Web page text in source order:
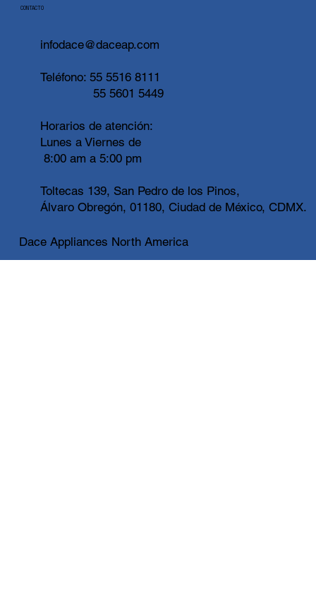
infodace@daceap.com
Teléfono:55 5516 8111
55 5601 5449
Horarios de atención:
Lunes a Viernes de
8:00 am a 5:00 pm
Toltecas 139, San Pedro de los Pinos,
Álvaro Obregón, 01180, Ciudad de México, CDMX.
CONTACTO
Dace Appliances North America